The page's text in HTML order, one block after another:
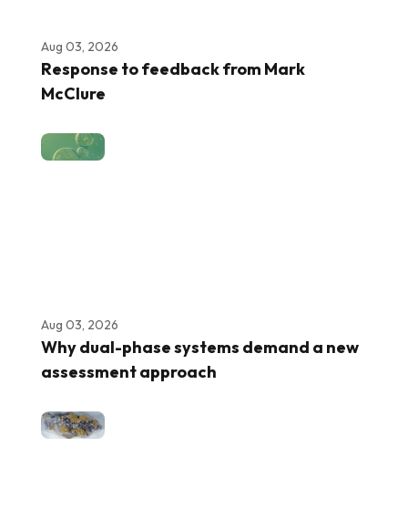
Aug 03, 2026
Response to feedback from Mark
McClure
Aug 03, 2026
Why dual-phase systems demand a new
assessment approach